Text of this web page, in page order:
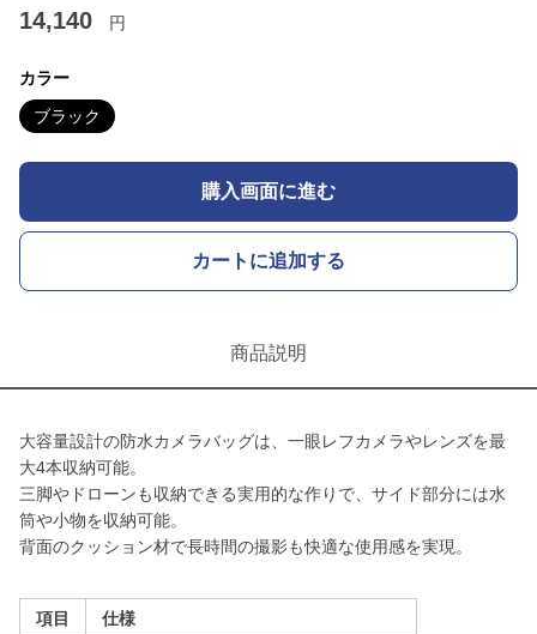
14,140 円
カラー
ブラック
購入画面に進む
カートに追加する
商品説明
大容量設計の防水カメラバッグは、一眼レフカメラやレンズを最
大4本収納可能。
三脚やドローンも収納できる実用的な作りで、サイド部分には水
筒や小物を収納可能。
背面のクッション材で長時間の撮影も快適な使用感を実現。
項目 仕様